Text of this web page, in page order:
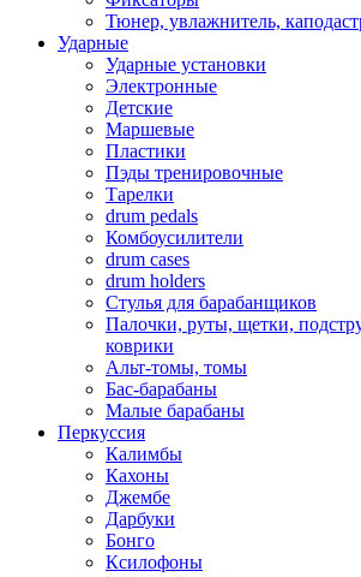
Тюнер, увлажнитель,
Ударные
Ударные установки
Электронные
Детские
Маршевые
Пластики
Пэды тренировочные
Тарелки
drum pedals
Комбоусилители
drum cases
drum holders
Стулья для барабанщиков
Палочки, руты, щетки,
коврики
Альт-томы, томы
Бас-барабаны
Малые барабаны
Перкуссия
Калимбы
Кахоны
Джембе
Дарбуки
Бонго
Ксилофоны